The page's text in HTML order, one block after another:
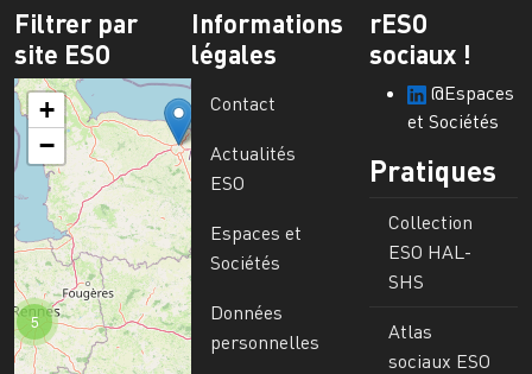
Filtrer par
site ESO
5
+
−
Informations
légales
Contact
Actualités
ESO
Espaces et
Sociétés
Données
personnelles
rESO
sociaux !
@Espaces
et Sociétés
Pratiques
Collection
ESO HAL-
SHS
Atlas
sociaux ESO